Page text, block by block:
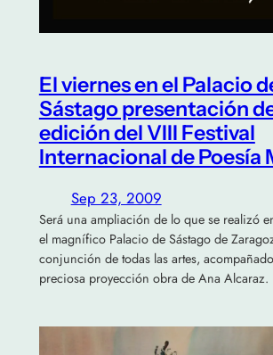
El viernes en el Palacio
Sástago presentación
edición del VIII Festival
Internacional de Poesía
Sep 23, 2009
Será una ampliación de lo que se realizó
el magnífico Palacio de Sástago de
conjunción de todas las artes,
preciosa proyección obra de Ana Alcaraz.